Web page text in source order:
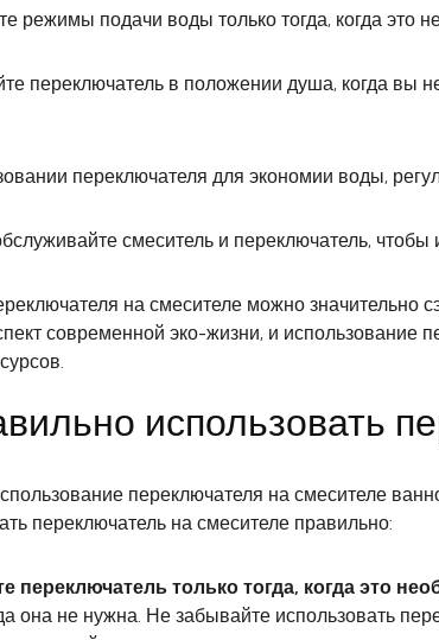
режимы подачи воды только тогда, когда это
переключатель в положении душа, когда вы
переключателя для экономии воды,
смеситель и переключатель,
на смесителе можно значительно
современной эко-жизни, и использование
использовать
переключателя на смесителе
переключатель на смесителе правильно:
переключатель только тогда, когда это
она не нужна. Не забывайте использовать